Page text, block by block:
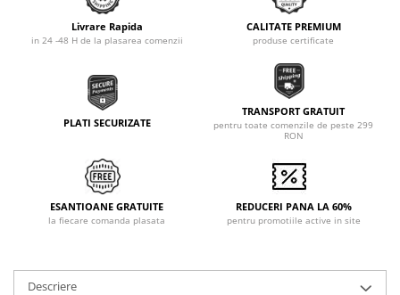
Livrare Rapida
in 24 -48 H de la plasarea comenzii
CALITATE PREMIUM
produse certificate
PLATI SECURIZATE
TRANSPORT GRATUIT
pentru toate comenzile de peste 299
RON
ESANTIOANE GRATUITE
la fiecare comanda plasata
REDUCERI PANA LA 60%
pentru promotiile active in site
Descriere